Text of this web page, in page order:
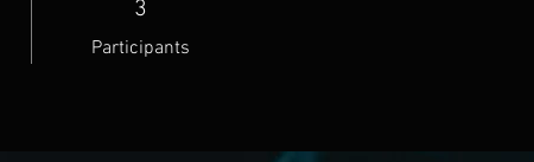
3
Participants